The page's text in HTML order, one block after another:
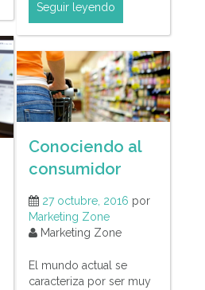
Seguir leyendo
Conociendo al
consumidor
27 octubre, 2016 por
Marketing Zone
Marketing Zone
El mundo actual se
caracteriza por ser muy